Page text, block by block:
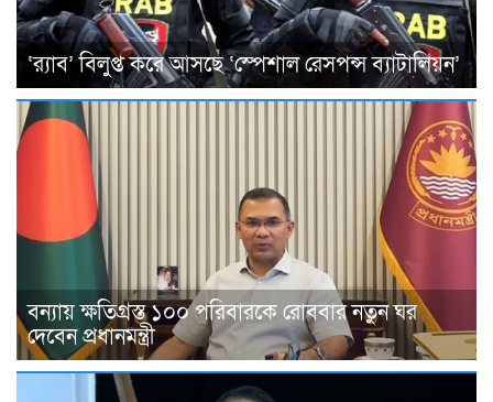
‘র‌্যাব’ বিলুপ্ত করে আসছে ‘স্পেশাল রেসপন্স ব্যাটালিয়ন’
বন্যায় ক্ষতিগ্রস্ত ১০০ পরিবারকে রোববার নতুন ঘর
দেবেন প্রধানমন্ত্রী